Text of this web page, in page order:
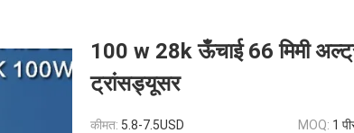
100 w 28k ऊँचाई 66 मिमी
ट्रांसड्यूसर
कीमत: 5.8-7.5USD MOQ: 1